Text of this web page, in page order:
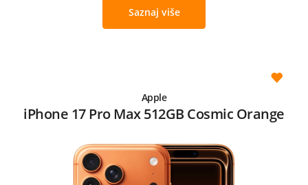
Saznaj više
Apple
iPhone 17 Pro Max 512GB Cosmic Orange